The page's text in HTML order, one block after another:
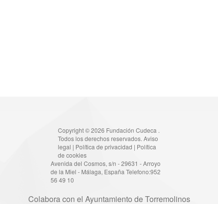
Copyright © 2026 Fundación Cudeca .
Todos los derechos reservados. Aviso
legal | Política de privacidad | Política
de cookies
Avenida del Cosmos, s/n - 29631 - Arroyo
de la Miel - Málaga, España Telefono:952
56 49 10
Colabora con el Ayuntamiento de Torremolinos